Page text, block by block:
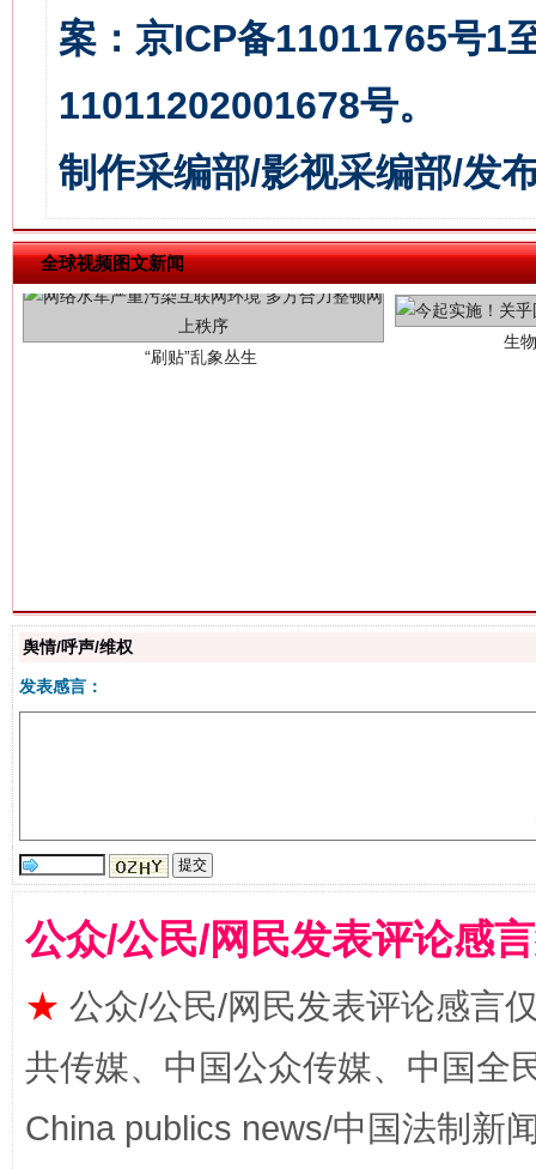
案：京ICP备11011765号1
11011202001678号。
制作采编部/影视采编部/发
全球视频图文新闻
生
解纷+调解+退费，一次搞定
站台名比不上好声名
舆情/呼声/维权
发表感言：
公众/公民/网民发表评论感
★ 公众/公民/网民发表评论感言
共传媒、中国公众传媒、中国全
China publics news/中国法制新